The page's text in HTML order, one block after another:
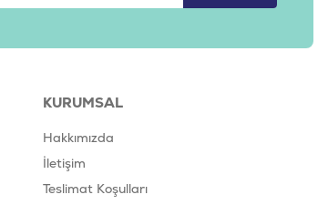
KURUMSAL
Hakkımızda
İletişim
Teslimat Koşulları